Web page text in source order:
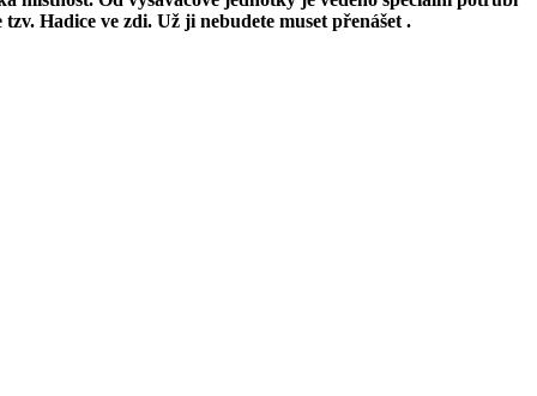
Hadice ve zdi. Už ji nebudete muset přenášet .